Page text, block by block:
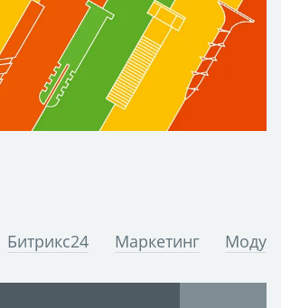
Битрикс24 Маркетинг